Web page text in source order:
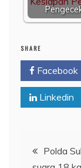
SHARE
Facebook
Linkedin
Navigasi
Polda